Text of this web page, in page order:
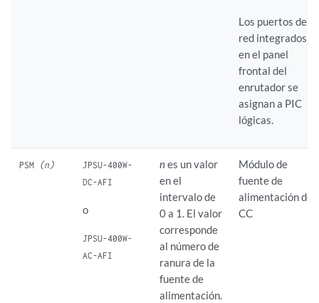
Los puertos de
red integrados
en el panel
frontal del
enrutador se
asignan a PIC
lógicas.
PSM (n)
JPSU-400W-
DC-AFI
o
JPSU-400W-
AC-AFI
nes un valor
en el
intervalo de
0 a 1. El valor
corresponde
al número de
ranura de la
fuente de
alimentación.
Módulo de
fuente de
alimentación de
CC